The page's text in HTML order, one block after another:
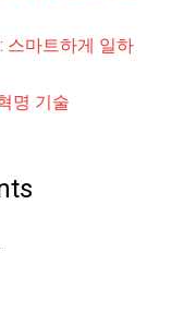
스마트하게 일하
명 기술